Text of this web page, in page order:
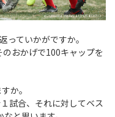
っていかがですか。
おかげで100キャップを
か。
試合、それに対してベス